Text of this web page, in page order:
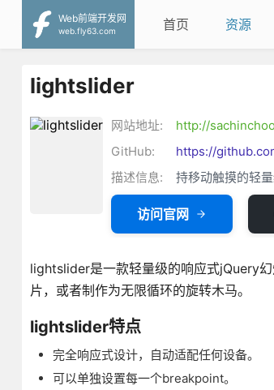
Web前端开发网
web.fly63.com
首页 资源
lightslider
网站地址:
http://
GitHub:
https://
描述信息:
持移动触摸的轻
访问官网
lightslider是一款轻量级的响应式jQuery
片，或者制作为无限循环的旋转木马。
lightslider特点
完全响应式设计，自动适配任何设备。
可以单独设置每一个breakpoint。